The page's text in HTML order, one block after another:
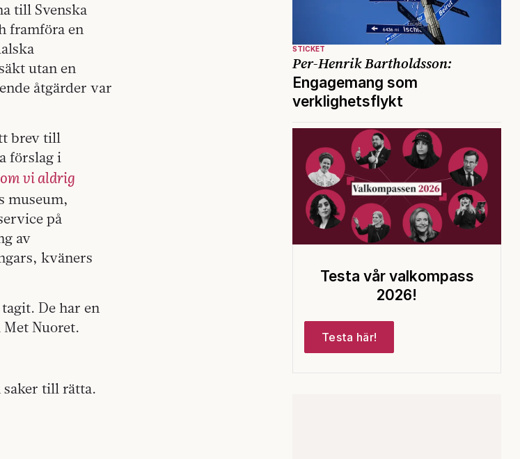
till Svenska
framföra en
utan en
åtgärder var
brev till
förslag i
vi aldrig
museum,
på
av
kväners
De har en
Nuoret.
saker till rätta.
STICKET
Per-Henrik Bartholdsson:
Engagemang som
verklighetsflykt
Testa vår valkompass
2026!
Testa här!